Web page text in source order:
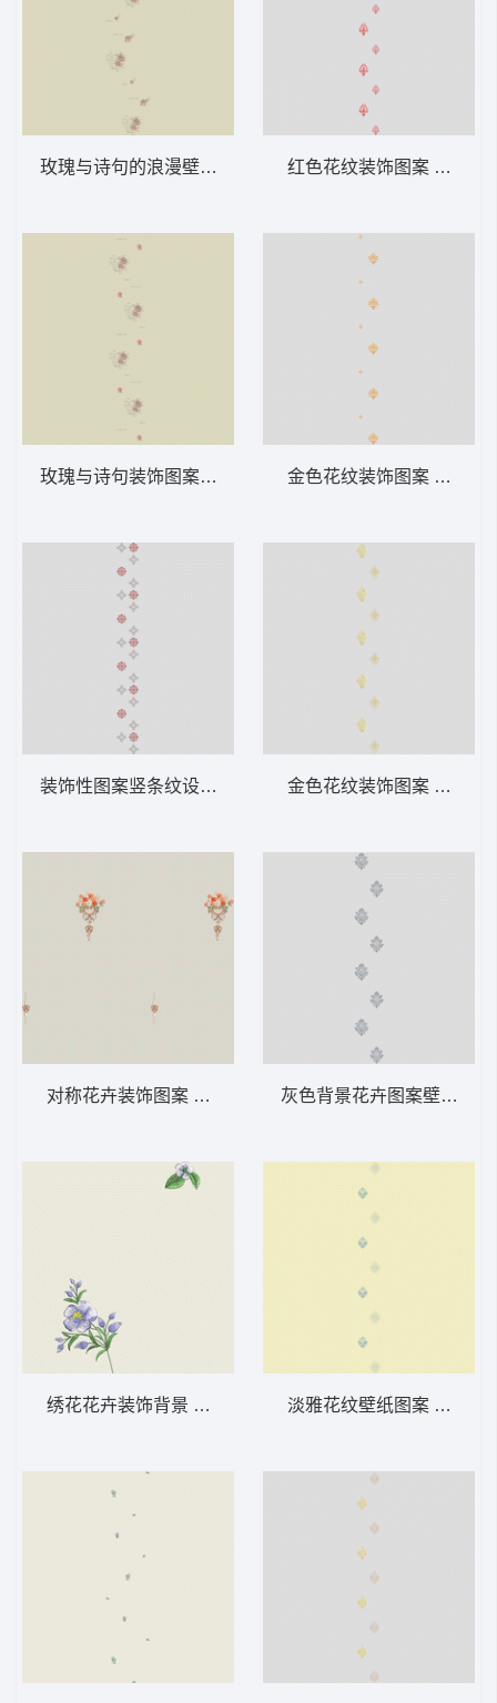
玫瑰与诗句的浪漫壁纸 软装 装饰 窗帘
玫瑰与诗句装饰图案 软装 装饰 窗帘
装饰性图案竖条纹设计 软装 装饰 窗帘
对称花卉装饰图案 软装 装饰 窗帘
绣花花卉装饰背景 软装 装饰 窗帘
红色花纹装饰图案 软装 装
金色花纹装饰图案 软装 装
金色花纹装饰图案 软装 装
灰色背景花卉图案壁纸 软
淡雅花纹壁纸图案 软装 装